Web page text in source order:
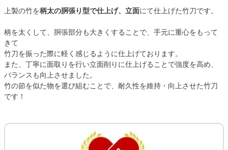
上製の竹を柄太の胴張り型で仕上げ、立面にて仕上げた竹刀です。
柄を太くして、胴張部分も大きくすることで、手元に重心をもって
きて
竹刀を振った際に軽く感じるように仕上げております。
また、丁寧に面取りを行い立面削りに仕上げることで強度を高め、
バランスも向上させました。
竹の節を似た物を選び組むことで、耐久性を維持・向上させた竹刀
です！